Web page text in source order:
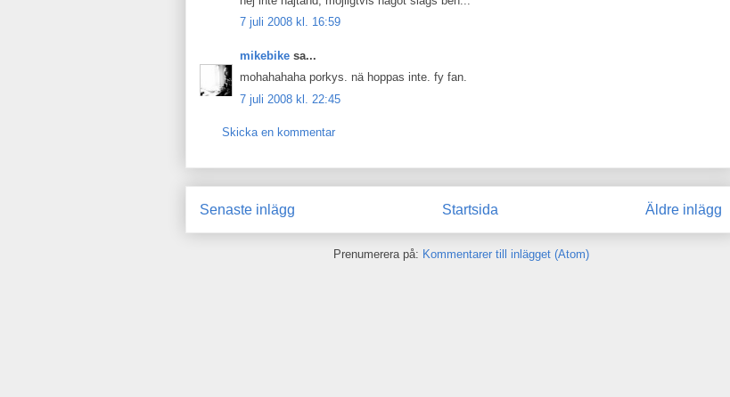
7 juli 2008 kl. 16:59
mikebike sa...
mohahahaha porkys. nä hoppas inte. fy fan.
7 juli 2008 kl. 22:45
Skicka en kommentar
Senaste inlägg Äldre inlägg
Startsida
Prenumerera på: Kommentarer till inlägget (Atom)